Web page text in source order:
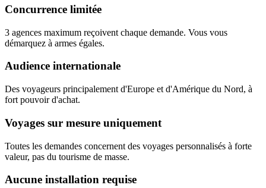
Concurrence limitée
3 agences maximum reçoivent chaque demande. Vous vous
démarquez à armes égales.
Audience internationale
Des voyageurs principalement d'Europe et d'Amérique du Nord, à
fort pouvoir d'achat.
Voyages sur mesure uniquement
Toutes les demandes concernent des voyages personnalisés à forte
valeur, pas du tourisme de masse.
Aucune installation requise